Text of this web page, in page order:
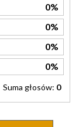
0%
0%
0%
0%
Suma głosów: 0